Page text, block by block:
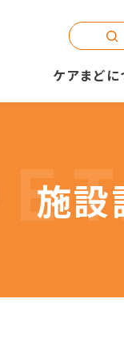
ケアまどに
施設